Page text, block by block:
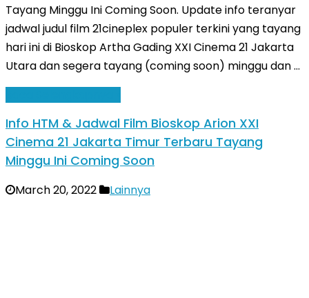
Tayang Minggu Ini Coming Soon. Update info teranyar
jadwal judul film 21cineplex populer terkini yang tayang
hari ini di Bioskop Artha Gading XXI Cinema 21 Jakarta
Utara dan segera tayang (coming soon) minggu dan …
Info HTM & Jadwal Film Bioskop Arion XXI
Cinema 21 Jakarta Timur Terbaru Tayang
Minggu Ini Coming Soon
March 20, 2022 Lainnya